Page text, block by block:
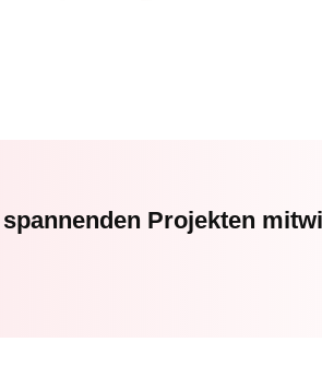
Projekten